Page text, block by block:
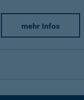
mehr Infos